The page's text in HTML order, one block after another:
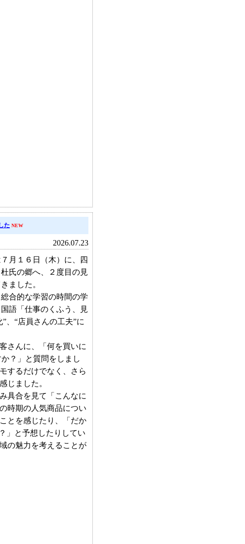
た NEW
2026.07.23
月１６日（木）に、四
氏の郷へ、２度目の見
ました。
合的な学習の時間の学
語「仕事のくふう、見
、“店員さんの工夫”に
さんに、「何を買いに
？」と質問をしまし
するだけでなく、さら
じました。
具合を見て「こんなに
時期の人気商品につい
とを感じたり、「だか
」と予想したりしてい
の魅力を考えることが